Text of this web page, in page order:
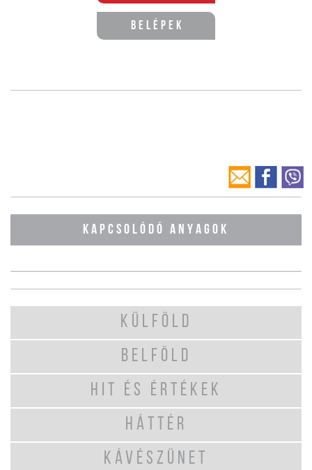
Belépek
KAPCSOLÓDÓ ANYAGOK
KÜLFÖLD
BELFÖLD
HIT ÉS ÉRTÉKEK
HÁTTÉR
KÁVÉSZÜNET